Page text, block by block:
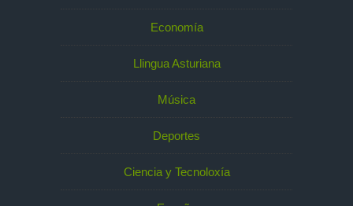
Economía
Llingua Asturiana
Música
Deportes
Ciencia y Tecnoloxía